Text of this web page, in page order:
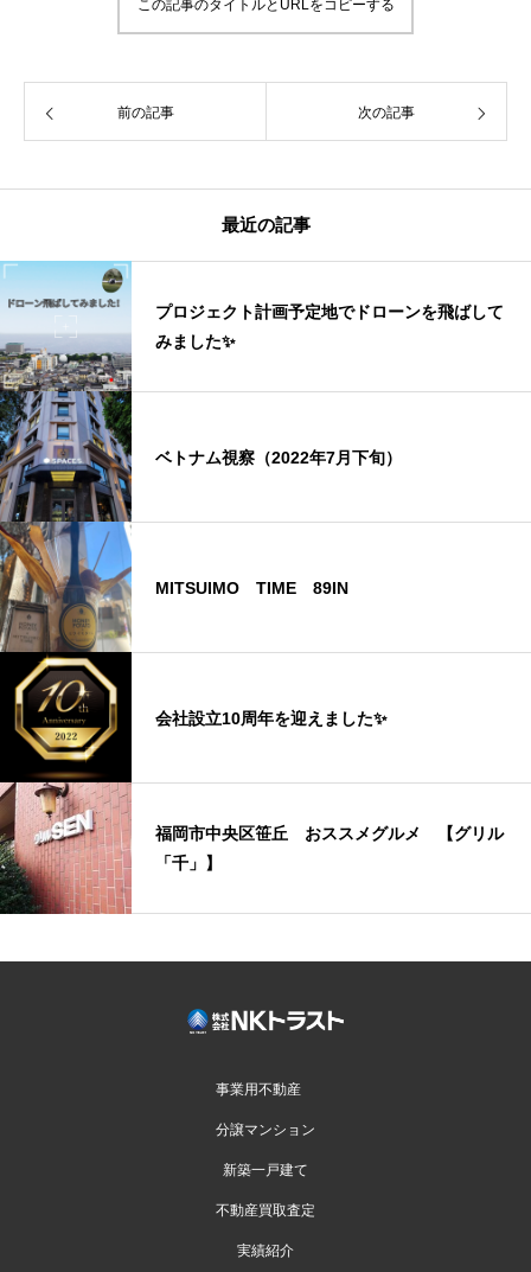
この記事のタイトルとURLをコピーする
前の記事 次の記事
最近の記事
プロジェクト計画予定地でドローンを飛ばして
みました✨
ベトナム視察（2022年7月下旬）
MITSUIMO TIME 89IN
会社設立10周年を迎えました✨
福岡市中央区笹丘 おススメグルメ 【グリル
「千」】
事業用不動産
分譲マンション
新築一戸建て
不動産買取査定
実績紹介